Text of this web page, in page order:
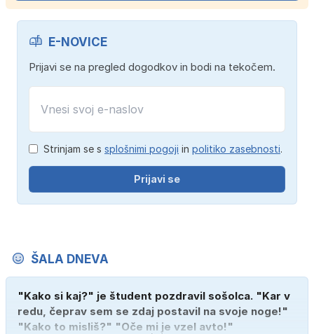
E-NOVICE
Prijavi se na pregled dogodkov in bodi na tekočem.
Strinjam se s splošnimi pogoji in politiko zasebnosti.
Prijavi se
ŠALA DNEVA
"Kako si kaj?" je študent pozdravil sošolca. "Kar v
redu, čeprav sem se zdaj postavil na svoje noge!"
"Kako to misliš?" "Oče mi je vzel avto!"